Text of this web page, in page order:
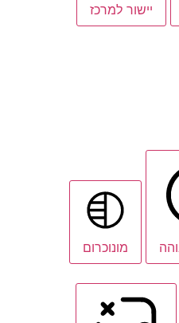
יישור למרכז
מונוכרום